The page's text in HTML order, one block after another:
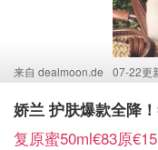
来自 dealmoon.de 07-22更
娇兰 护肤爆款全降
复原蜜50ml€83原